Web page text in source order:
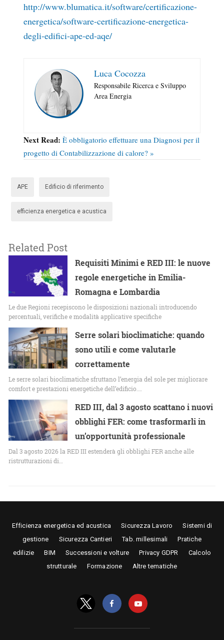
http://www.blumatica.it/software/certificazione-
energetica/software-certificazione-energetica-
degli-edifici-ape-ed-aqe/
Luca Cocozza
Responsabile Ricerca e Sviluppo
Area Energia
Next Read: È obbligatorio effettuare una Diagnosi per il
progetto di Contabilizzazione di calore? »
APE Edificio di riferimento
efficienza energetica e acustica
Related Post
Requisiti Minimi e RED III: le nuove
regole energetiche in Emilia-
Romagna e Lombardia
Le due Regioni recepiscono le disposizioni nazionali introducendo
percentuali, verifiche e modalità applicative specifiche
Serre solari bioclimatiche: quando
sono utili e come valutarle
correttamente
Le serre solari bioclimatiche sfruttano l’energia del sole per migliorare
comfort e prestazioni energetiche dell’edificio.…
RED III, dal 3 agosto scattano i nuovi
obblighi FER: come trasformarli in
un’opportunità professionale
Dal 3 agosto 2026 la RED III estenderà gli obblighi FER anche alle
ristrutturazioni di…
Efficienza energetica ed acustica Sicurezza Lavoro
Sistemi di
gestione
Sicurezza Cantieri Tab. millesimali
Pratiche
edilizie
BIM Successioni e volture Privacy GDPR
Calcolo
strutturale
Formazione Altre tematiche